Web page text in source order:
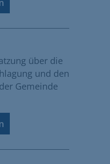
über die
und den
Gemeinde